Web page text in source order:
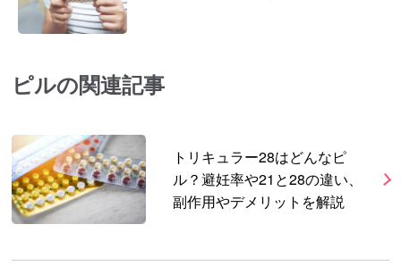
ピルの関連記事
トリキュラー28はどんなピ
ル？避妊率や21と28の違い、
副作用やデメリットを解説